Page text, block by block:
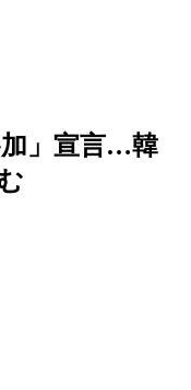
」宣言…韓